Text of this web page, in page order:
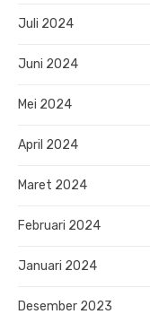
Juli 2024
Juni 2024
Mei 2024
April 2024
Maret 2024
Februari 2024
Januari 2024
Desember 2023